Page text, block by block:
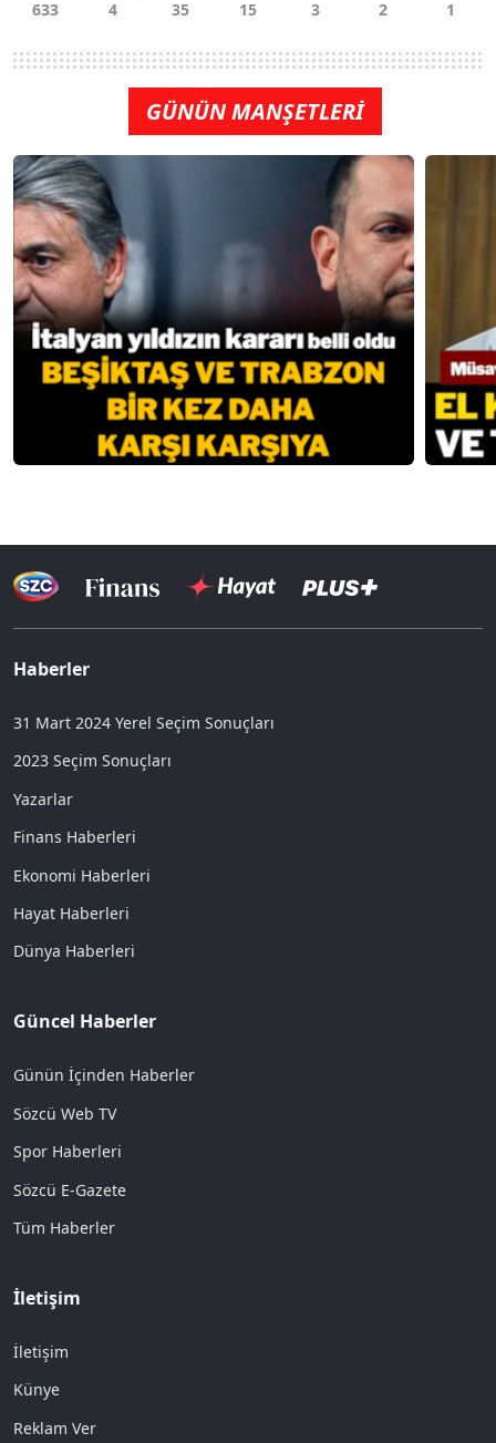
GÜNÜN MANŞETLERİ
Haberler
31 Mart 2024 Yerel Seçim Sonuçları
2023 Seçim Sonuçları
Yazarlar
Finans Haberleri
Ekonomi Haberleri
Hayat Haberleri
Dünya Haberleri
Güncel Haberler
Günün İçinden Haberler
Sözcü Web TV
Spor Haberleri
Sözcü E-Gazete
Tüm Haberler
İletişim
İletişim
Künye
Reklam Ver